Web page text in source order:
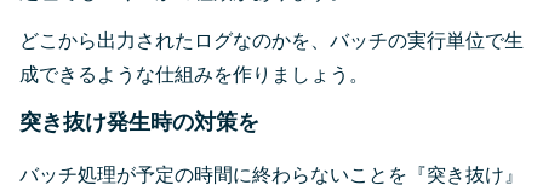
どこから出力されたログなのかを、バッチの実行単位で生
成できるような仕組みを作りましょう。
突き抜け発生時の対策を
バッチ処理が予定の時間に終わらないことを『突き抜け』